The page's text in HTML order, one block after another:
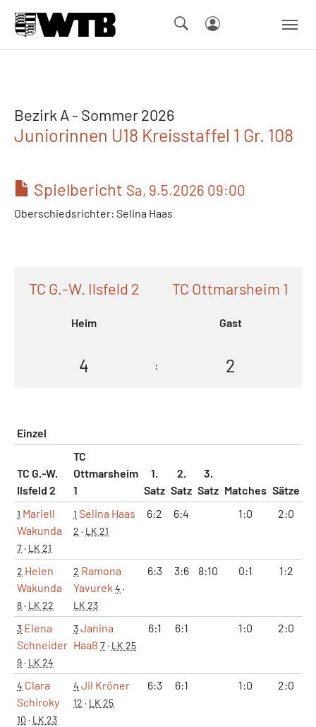
Bezirk A - Sommer 2026
Juniorinnen U18 Kreisstaffel 1 Gr. 108
Spielbericht Sa, 9.5.2026 09:00
Oberschiedsrichter: Selina Haas
TC G.-W. Ilsfeld 2
Heim
TC Ottmarsheim 1
Gast
4 : 2
Einzel
TC G.-W.
Ilsfeld 2
TC
Ottmarsheim
1
1.
Satz
2.
Satz
3.
Satz Matches Sätze
1 Mariell
Wakunda
7· LK 21
1 Selina Haas
2 · LK 21
6:2 6:4 1:0 2:0
2 Helen
Wakunda
8· LK 22
2 Ramona
Yavurek 4 ·
LK 23
6:3 3:6 8:10 0:1 1:2
3 Elena
Schneider
9· LK 24
3Janina
Haaß 7· LK 25
6:1 6:1 1:0 2:0
4 Clara
Schiroky
10 · LK 23
4 Jil Kröner
12 · LK 25
6:3 6:1 1:0 2:0